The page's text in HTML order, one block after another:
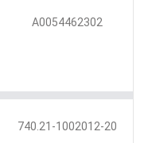
А0054462302
740.21-1002012-20